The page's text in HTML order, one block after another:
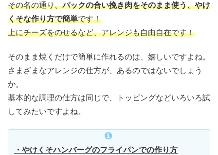
その名の通り、パックの合い挽き肉をそのまま使う、やけ
くそな作り方で簡単です！
上にチーズをのせるなど、アレンジも自由自在です！
そのまま焼くだけで簡単に作れるのは、嬉しいですよね。
さまざまなアレンジの仕方が、あるのではないでしょう
か。
基本的な調理の仕方は同じで、トッピングなどいろいろ試
してみたいですよね。
・やけくそハンバーグのフライパンでの作り方